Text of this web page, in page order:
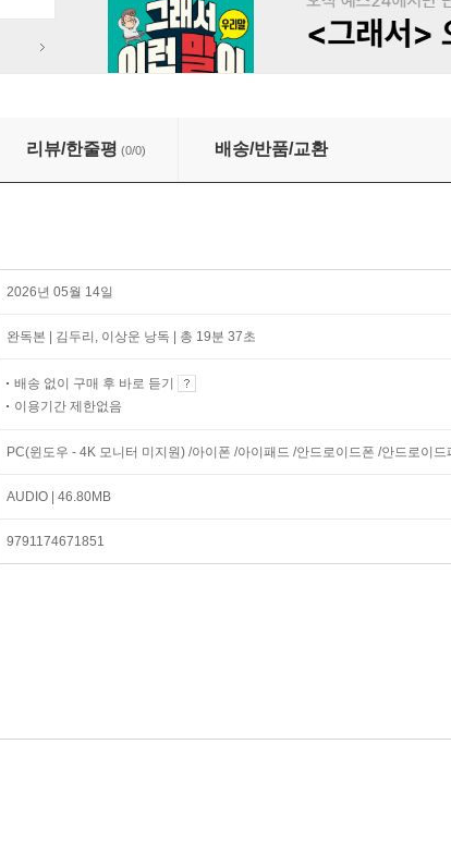
리뷰/한줄평 (0/0) 배송/반품/교환
2026년 05월 14일
완독본 | 김두리, 이상운 낭독 | 총 19분 37초
배송 없이 구매 후 바로 듣기
이용기간 제한없음
PC(윈도우 - 4K 모니터 미지원) /아이폰 /아이패드 /안드로이드폰 /안드로이드
AUDIO | 46.80MB
9791174671851